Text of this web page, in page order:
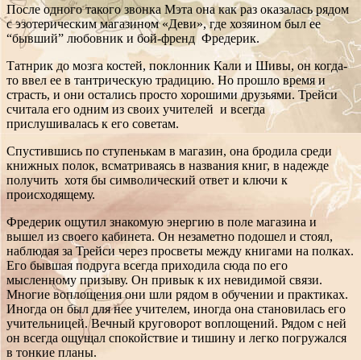
После одного такого звонка Мэта она как раз оказалась рядом
с эзотерическим магазином «Деви», где хозяином был ее
“бывший” любовник и бой-френд Фредерик.
Татнрик до мозга костей, поклонник Кали и Шивы, он когда-
то ввел ее в тантрическую традицию. Но прошло время и
страсть, и они остались просто хорошими друзьями. Трейси
считала его одним из своих учителей и всегда
прислушивалась к его советам.
Спустившись по ступенькам в магазин, она бродила среди
книжных полок, всматриваясь в названия книг, в надежде
получить хотя бы символический ответ и ключи к
происходящему.
Фредерик ощутил знакомую энергию в поле магазина и
вышел из своего кабинета. Он незаметно подошел и стоял,
наблюдая за Трейси через просветы между книгами на полках.
Его бывшая подруга всегда приходила сюда по его
мысленному призыву. Он привык к их невидимой связи.
Многие воплощения они шли рядом в обучении и практиках.
Иногда он был для нее учителем, иногда она становилась его
учительницей. Вечный круговорот воплощений. Рядом с ней
он всегда ощущал спокойствие и тишину и легко погружался
в тонкие планы.